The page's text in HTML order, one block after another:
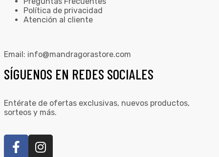
Política de privacidad
Atención al cliente
Email: info@mandragorastore.com
SÍGUENOS EN REDES SOCIALES
Entérate de ofertas exclusivas, nuevos productos,
sorteos y más.